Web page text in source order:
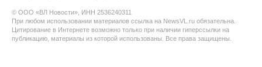
© ООО «ВЛ Новости», ИНН 2536240311
При любом использовании материалов ссылка на NewsVL.ru обязательна.
Цитирование в Интернете возможно только при наличии гиперссылки на
публикацию, материалы из которой использованы. Все права защищены.